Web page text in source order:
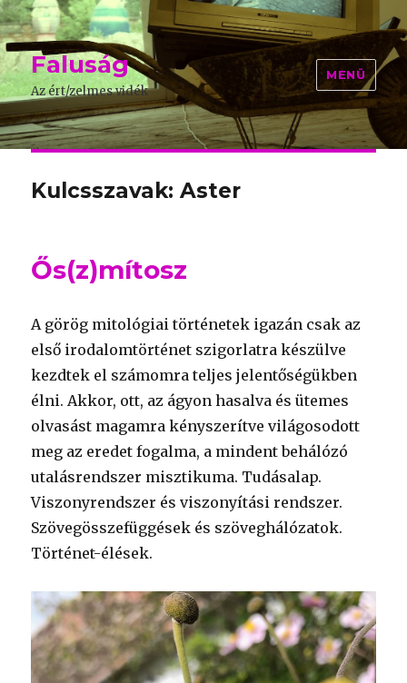
Faluság
Az ért/zelmes vidék
MENÜ
Kulcsszavak: Aster
Ős(z)mítosz
A görög mitológiai történetek igazán csak az
első irodalomtörténet szigorlatra készülve
kezdtek el számomra teljes jelentőségükben
élni. Akkor, ott, az ágyon hasalva és ütemes
olvasást magamra kényszerítve világosodott
meg az eredet fogalma, a mindent behálózó
utalásrendszer misztikuma. Tudásalap.
Viszonyrendszer és viszonyítási rendszer.
Szövegösszefüggések és szöveghálózatok.
Történet-élések.